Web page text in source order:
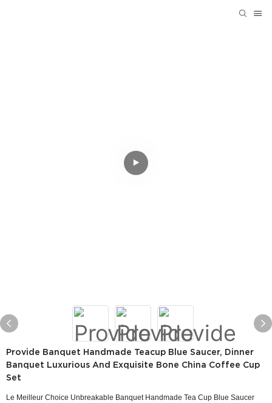
Provide Banquet Handmade Teacup Blue Saucer, Dinner
Banquet Luxurious And Exquisite Bone China Coffee Cup
Set
Le Meilleur Choice Unbreakable Banquet Handmade Tea Cup Blue Saucer